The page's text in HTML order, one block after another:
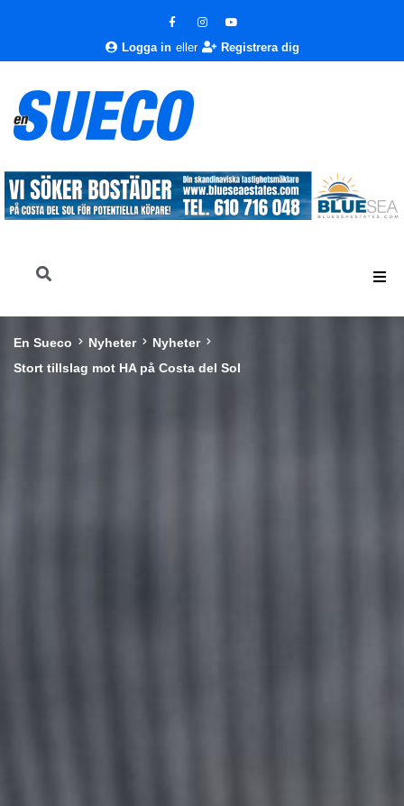
Logga in eller Registrera dig
En Sueco Nyheter
Nyheter
Stort tillslag mot HA på Costa del Sol